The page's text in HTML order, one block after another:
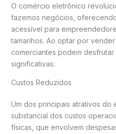
O comércio eletrônico
fazemos negócios,
acessível para
tamanhos. Ao optar por
comerciantes podem
significativas:
Custos Reduzidos
Um dos principais atrativos do
substancial dos custos
físicas, que envolvem